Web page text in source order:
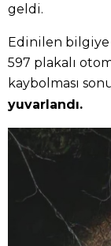
geldi.
Edinilen bilgiye
597 plakalı
kaybolması
yuvarlandı.